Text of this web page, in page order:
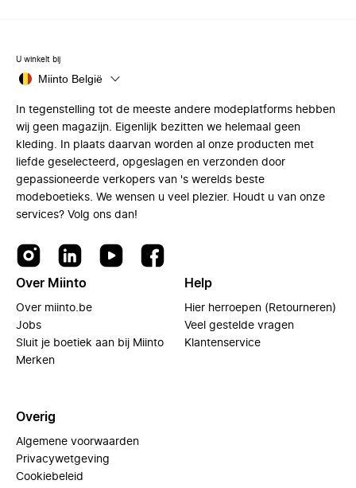
U winkelt bij
Miinto België
In tegenstelling tot de meeste andere modeplatforms hebben
wij geen magazijn. Eigenlijk bezitten we helemaal geen
kleding. In plaats daarvan worden al onze producten met
liefde geselecteerd, opgeslagen en verzonden door
gepassioneerde verkopers van 's werelds beste
modeboetieks. We wensen u veel plezier. Houdt u van onze
services? Volg ons dan!
Over Miinto
Over miinto.be
Jobs
Sluit je boetiek aan bij Miinto
Merken
Help
Hier herroepen (Retourneren)
Veel gestelde vragen
Klantenservice
Overig
Algemene voorwaarden
Privacywetgeving
Cookiebeleid